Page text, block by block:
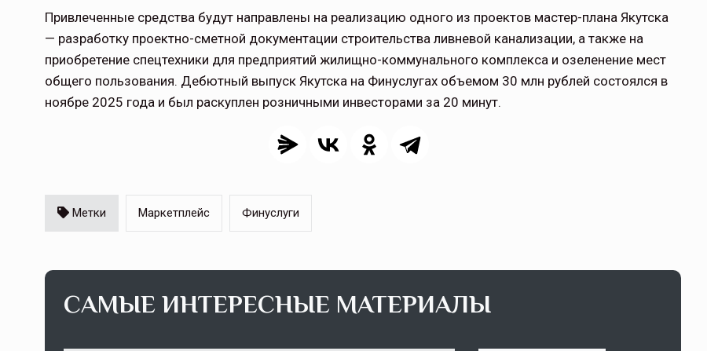
Привлеченные средства будут направлены на реализацию одного из проектов мастер-плана Якутска
— разработку проектно-сметной документации строительства ливневой канализации, а также на
приобретение спецтехники для предприятий жилищно-коммунального комплекса и озеленение мест
общего пользования. Дебютный выпуск Якутска на Финуслугах объемом 30 млн рублей состоялся в
ноябре 2025 года и был раскуплен розничными инвесторами за 20 минут.
Метки Маркетплейс Финуслуги
САМЫЕ ИНТЕРЕСНЫЕ МАТЕРИАЛЫ